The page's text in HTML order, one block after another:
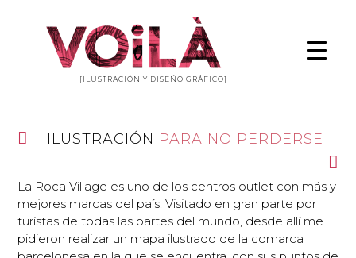
[ILUSTRACIÓN Y DISEÑO GRÁFICO]
ILUSTRACIÓN PARA NO PERDERSE
La Roca Village es uno de los centros outlet con más y
mejores marcas del país. Visitado en gran parte por
turistas de todas las partes del mundo, desde allí me
pidieron realizar un mapa ilustrado de la comarca